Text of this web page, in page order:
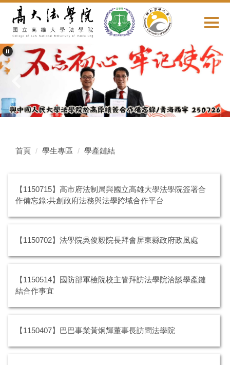
要
內
容
區
首頁 學生專區 學產鏈結
【1150715】高市府法制局與國立高雄大學法學院簽署合
作備忘錄:共創政府法務與法學跨域合作平台
【1150702】法學院吳俊毅院長拜會屏東縣政府政風處
【1150514】國防部軍檢院校主管拜訪法學院洽談學產鏈
結合作事宜
【1150407】巴巴事業黃炯輝董事長訪問法學院